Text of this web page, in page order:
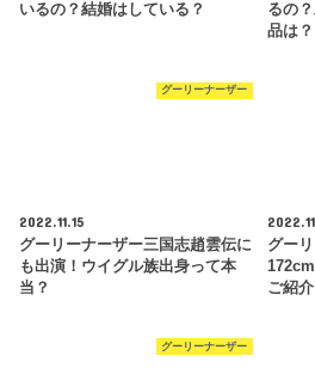
いるの？結婚はしている？
るの
品は？
グーリーナーザー
2022.11.15
グーリーナーザー三国志趙雲伝に
も出演！ウイグル族出身って本
当？
グー
ご紹介
グーリーナーザー